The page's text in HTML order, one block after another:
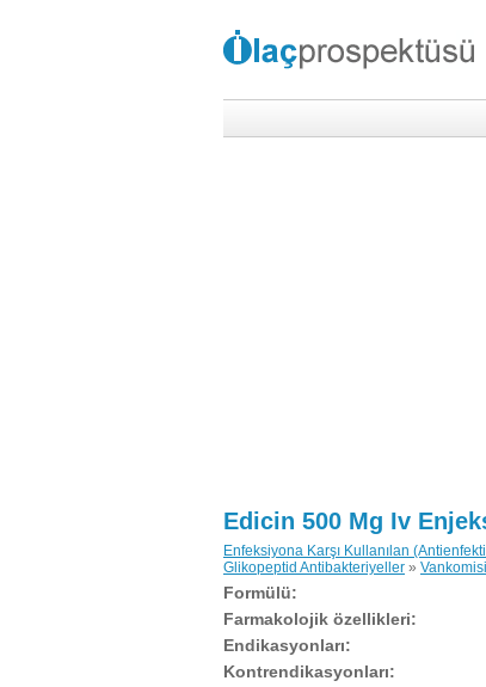
Edicin 500 Mg Iv
Enfeksiyona Karşı Kullanılan
Glikopeptid Antibakteriyeller »
Formülü:
Farmakolojik özellikleri:
Endikasyonları:
Kontrendikasyonları: